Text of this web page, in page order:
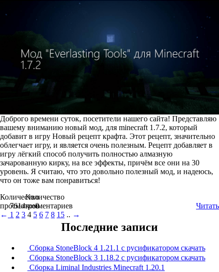
Доброго времени суток, посетители нашего сайта! Представляю
вашему вниманию новый мод, для minecraft 1.7.2, который
добавит в игру Новый рецепт крафта. Этот рецепт, значительно
облегчает игру, и является очень полезным. Рецепт добавляет в
игру лёгкий способ получить полностью алмазную
зачарованную кирку, на все эффекты, причём все они на 30
уровень. Я считаю, что это довольно полезный мод, и надеюсь,
что он тоже вам понравиться!
Количество
просмотров
7614
Количество
комментариев
0
Читать
← 1 2 3 4 5 6 7 8 15 .. →
Последние записи
Сборка StoneBlock 4 1.21.1 с русификатором скачать
Сборка StoneBlock 3 1.18.2 с русификатором скачать
Сборка Liminal Industries Minecraft 1.20.1